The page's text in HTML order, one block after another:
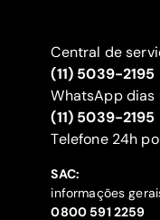
Central de
(11) 5039-2195
WhatsApp dias
(11) 5039-2195
‍Telefone 24h
SAC:
informações
‍0800 591 2259